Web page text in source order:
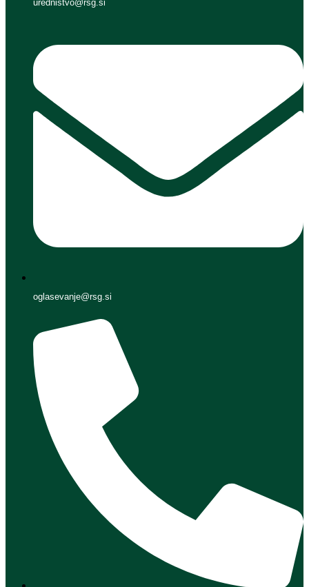
urednistvo@rsg.si
oglasevanje@rsg.si